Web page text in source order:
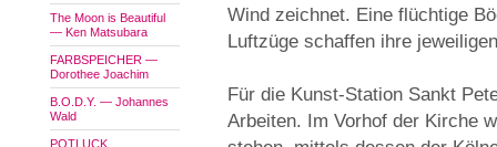
The Moon is Beautiful
— Ken Matsubara
FARBSPEICHER —
Dorothee Joachim
B.O.D.Y. — Johannes
Wald
POTLUCK
Wind zeichnet. Eine flüchtige
Luftzüge schaffen ihre
Für die Kunst-Station Sankt
Arbeiten. Im Vorhof der Kirche